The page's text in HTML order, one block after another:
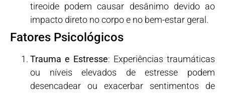
tireoide podem causar desânimo devido ao
impacto direto no corpo e no bem-estar geral.
Fatores Psicológicos
Trauma e Estresse: Experiências traumáticas
ou níveis elevados de estresse podem
desencadear ou exacerbar sentimentos de